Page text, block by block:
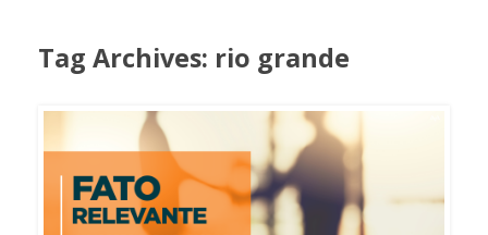
Tag Archives: rio grande